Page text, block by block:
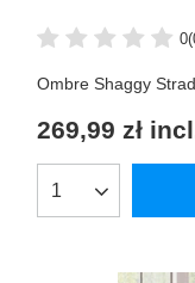
0
Ombre Shaggy
269,99 zł